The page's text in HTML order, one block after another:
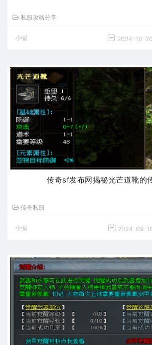
私服攻略分享
小编
2024-10-20
传奇sf发布网揭秘光芒道靴的
传奇私服
小编
2024-09-